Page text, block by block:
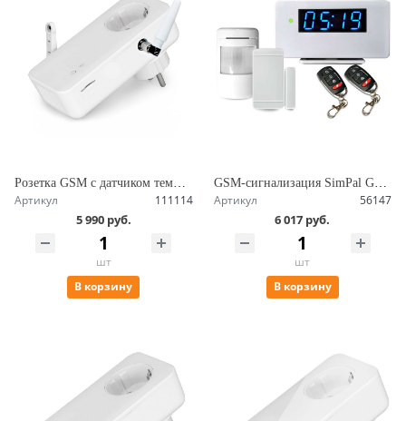
Артикул 111114
5 990 руб.
шт
В корзину
GSM-сигнализация SimPal G212-V2
Артикул 56147
6 017 руб.
шт
В корзину